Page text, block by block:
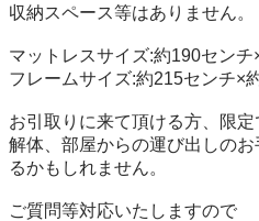
収納スペース等はありません。
マットレスサイズ:約190センチ
フレームサイズ:約215センチ×
お引取りに来て頂ける方、限
解体、部屋からの運び出しの
るかもしれません。
ご質問等対応いたしますので